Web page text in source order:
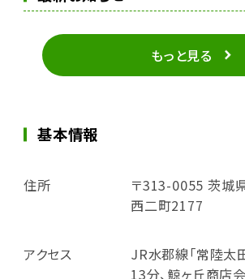
もっと見る
基本情報
住所
〒313-0055 茨城
西二町2177
アクセス
JR水郡線「常陸太
13分、鯨ヶ丘商店